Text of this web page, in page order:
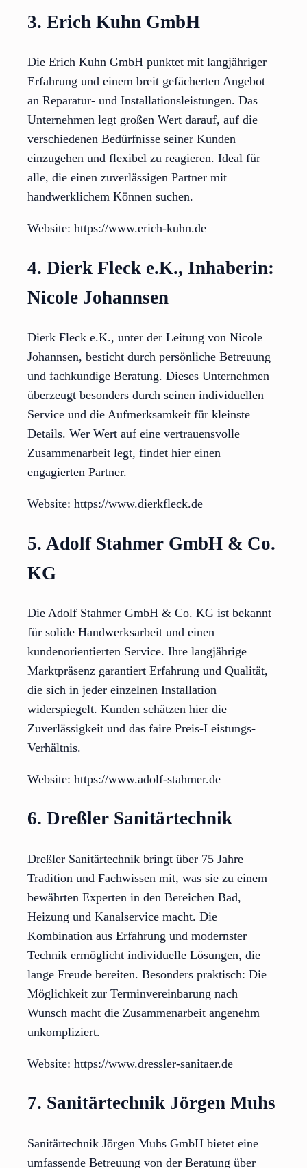
3. Erich Kuhn GmbH
Die Erich Kuhn GmbH punktet mit langjähriger
Erfahrung und einem breit gefächerten Angebot
an Reparatur- und Installationsleistungen. Das
Unternehmen legt großen Wert darauf, auf die
verschiedenen Bedürfnisse seiner Kunden
einzugehen und flexibel zu reagieren. Ideal für
alle, die einen zuverlässigen Partner mit
handwerklichem Können suchen.
Website: https://www.erich-kuhn.de
4. Dierk Fleck e.K., Inhaberin:
Nicole Johannsen
Dierk Fleck e.K., unter der Leitung von Nicole
Johannsen, besticht durch persönliche Betreuung
und fachkundige Beratung. Dieses Unternehmen
überzeugt besonders durch seinen individuellen
Service und die Aufmerksamkeit für kleinste
Details. Wer Wert auf eine vertrauensvolle
Zusammenarbeit legt, findet hier einen
engagierten Partner.
Website: https://www.dierkfleck.de
5. Adolf Stahmer GmbH & Co.
KG
Die Adolf Stahmer GmbH & Co. KG ist bekannt
für solide Handwerksarbeit und einen
kundenorientierten Service. Ihre langjährige
Marktpräsenz garantiert Erfahrung und Qualität,
die sich in jeder einzelnen Installation
widerspiegelt. Kunden schätzen hier die
Zuverlässigkeit und das faire Preis-Leistungs-
Verhältnis.
Website: https://www.adolf-stahmer.de
6. Dreßler Sanitärtechnik
Dreßler Sanitärtechnik bringt über 75 Jahre
Tradition und Fachwissen mit, was sie zu einem
bewährten Experten in den Bereichen Bad,
Heizung und Kanalservice macht. Die
Kombination aus Erfahrung und modernster
Technik ermöglicht individuelle Lösungen, die
lange Freude bereiten. Besonders praktisch: Die
Möglichkeit zur Terminvereinbarung nach
Wunsch macht die Zusammenarbeit angenehm
unkompliziert.
Website: https://www.dressler-sanitaer.de
7. Sanitärtechnik Jörgen Muhs
Sanitärtechnik Jörgen Muhs GmbH bietet eine
umfassende Betreuung von der Beratung über